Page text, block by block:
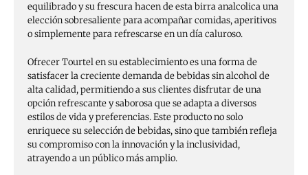
equilibrado y su frescura hacen de esta birra analcolica una
elección sobresaliente para acompañar comidas, aperitivos
o simplemente para refrescarse en un día caluroso.
Ofrecer Tourtel en su establecimiento es una forma de
satisfacer la creciente demanda de bebidas sin alcohol de
alta calidad, permitiendo a sus clientes disfrutar de una
opción refrescante y saborosa que se adapta a diversos
estilos de vida y preferencias. Este producto no solo
enriquece su selección de bebidas, sino que también refleja
su compromiso con la innovación y la inclusividad,
atrayendo a un público más amplio.